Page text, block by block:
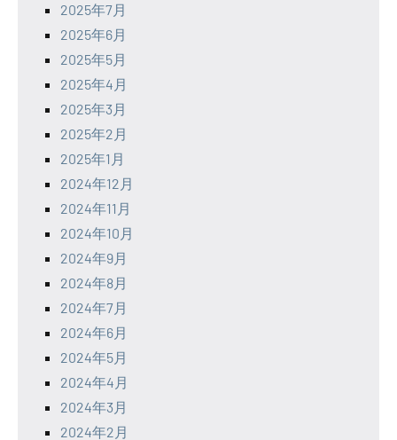
2025年7月
2025年6月
2025年5月
2025年4月
2025年3月
2025年2月
2025年1月
2024年12月
2024年11月
2024年10月
2024年9月
2024年8月
2024年7月
2024年6月
2024年5月
2024年4月
2024年3月
2024年2月